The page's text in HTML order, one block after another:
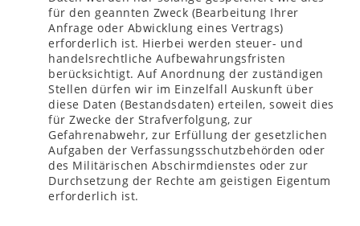
für den geannten Zweck (Bearbeitung Ihrer
Anfrage oder Abwicklung eines Vertrags)
erforderlich ist. Hierbei werden steuer- und
handelsrechtliche Aufbewahrungsfristen
berücksichtigt. Auf Anordnung der zuständigen
Stellen dürfen wir im Einzelfall Auskunft über
diese Daten (Bestandsdaten) erteilen, soweit dies
für Zwecke der Strafverfolgung, zur
Gefahrenabwehr, zur Erfüllung der gesetzlichen
Aufgaben der Verfassungsschutzbehörden oder
des Militärischen Abschirmdienstes oder zur
Durchsetzung der Rechte am geistigen Eigentum
erforderlich ist.